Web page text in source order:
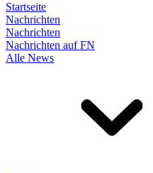
Startseite
Nachrichten
Nachrichten
Nachrichten auf FN
Alle News